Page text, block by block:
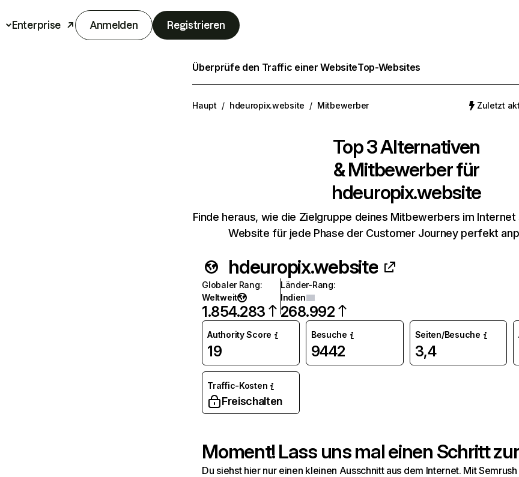
Enterprise Anmelden Registrieren
Überprüfe den Traffic einer WebsiteTop-Websites
Haupt / hdeuropix.website / Mitbewerber Zuletzt
Top 3 Alternativen
& Mitbewerber für
hdeuropix.website
Finde heraus, wie die Zielgruppe deines Mitbewerbers im
Website für jede Phase der Customer Journey perfekt
hdeuropix.website
Globaler Rang:
Weltweit
1.854.283
Länder-Rang:
Indien
268.992
Authority Score
19
Besuche
9442
Seiten/Besuche
3,4
Traffic-Kosten
Freischalten
Moment! Lass uns mal einen Schritt
Du siehst hier nur einen kleinen Ausschnitt aus dem Internet. Mit